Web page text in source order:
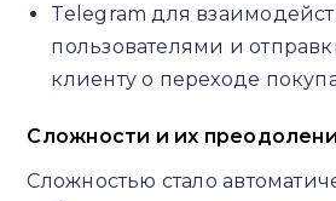
Telegram для
пользователями и
клиенту о переходе
Сложности и их
Сложностью стало